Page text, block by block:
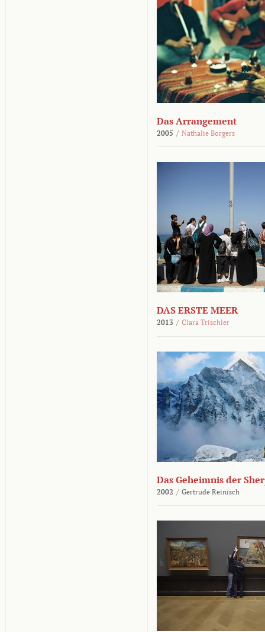
Das Arrangement
2005 / Nathalie Borgers
DAS ERSTE MEER
2013 / Clara Trischler
Das Geheimnis der
2002 / Gertrude Reinisch